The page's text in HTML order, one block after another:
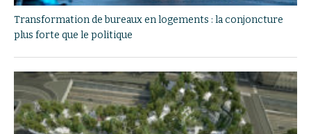
Transformation de bureaux en logements : la conjoncture
plus forte que le politique